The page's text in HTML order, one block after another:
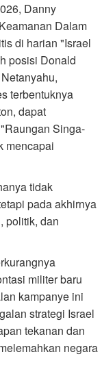
Danny
Dalam
di harian "Israel
posisi Donald
terbentuknya
dapat
Singa-
mencapai
tidak
pada akhirnya
politik, dan
militer baru
kampanye ini
strategi Israel
tekanan dan
negara